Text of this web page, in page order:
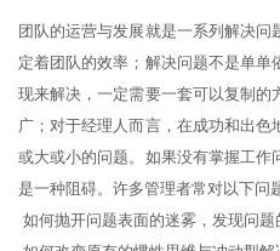
团队的运营与发展就是一系列解决
定着团队的效率；解决问题不是单
现来解决，一定需要一套可以复制
广；对于经理人而言，在成功和出
或大或小的问题。如果没有掌握工
是一种阻碍。许多管理者常对以下问
如何抛开问题表面的迷雾，发现问题